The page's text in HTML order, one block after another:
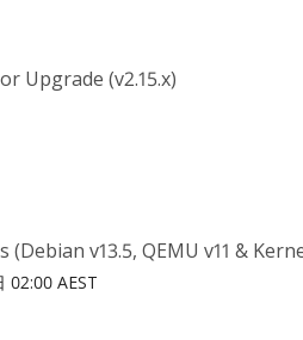
Upgrade (v2.15.x)
v13.5, QEMU v11 &
02:00 AEST